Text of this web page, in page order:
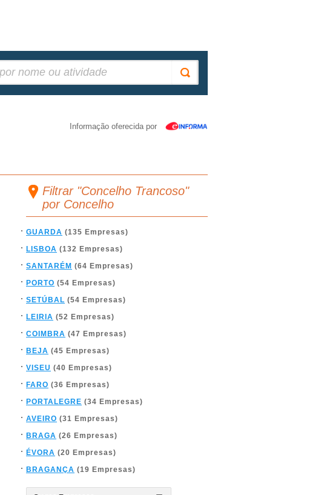
Informação oferecida por
Filtrar "Concelho Trancoso"
por Concelho
GUARDA (135 Empresas)
LISBOA (132 Empresas)
SANTARÉM (64 Empresas)
PORTO (54 Empresas)
SETÚBAL (54 Empresas)
LEIRIA (52 Empresas)
COIMBRA (47 Empresas)
BEJA (45 Empresas)
VISEU (40 Empresas)
FARO (36 Empresas)
PORTALEGRE (34 Empresas)
AVEIRO (31 Empresas)
BRAGA (26 Empresas)
ÉVORA (20 Empresas)
BRAGANÇA (19 Empresas)